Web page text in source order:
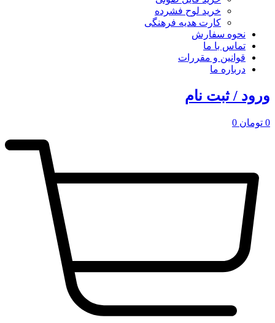
خرید لوح فشرده
کارت هدیه فرهنگی
نحوه سفارش
تماس با ما
قوانین و مقررات
درباره ما
ورود / ثبت نام
0 تومان 0